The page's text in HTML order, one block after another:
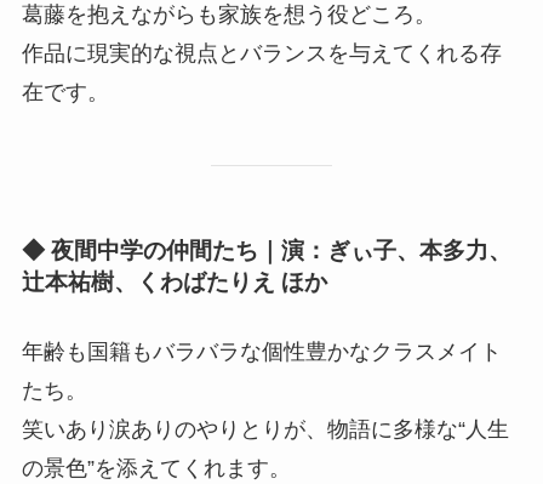
葛藤を抱えながらも家族を想う役どころ。
作品に現実的な視点とバランスを与えてくれる存
在です。
◆ 夜間中学の仲間たち｜演：ぎぃ子、本多力、
辻本祐樹、くわばたりえ ほか
年齢も国籍もバラバラな個性豊かなクラスメイト
たち。
笑いあり涙ありのやりとりが、物語に多様な“人生
の景色”を添えてくれます。